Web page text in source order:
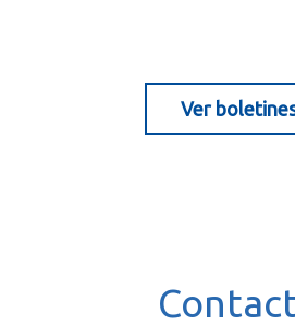
Ver